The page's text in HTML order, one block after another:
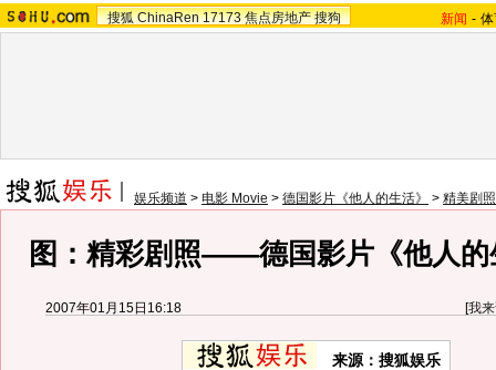
搜狐 ChinaRen 17173 焦点房地产 搜狗 新闻 -
娱乐频道 > 电影 Movie > 德国影片《他人的生活》 > 精美剧
图：精彩剧照——德国影片《他人的
2007年01月15日16:18 [我
来源：搜狐娱乐